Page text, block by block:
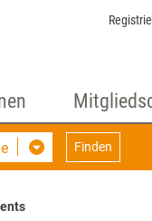
Finden